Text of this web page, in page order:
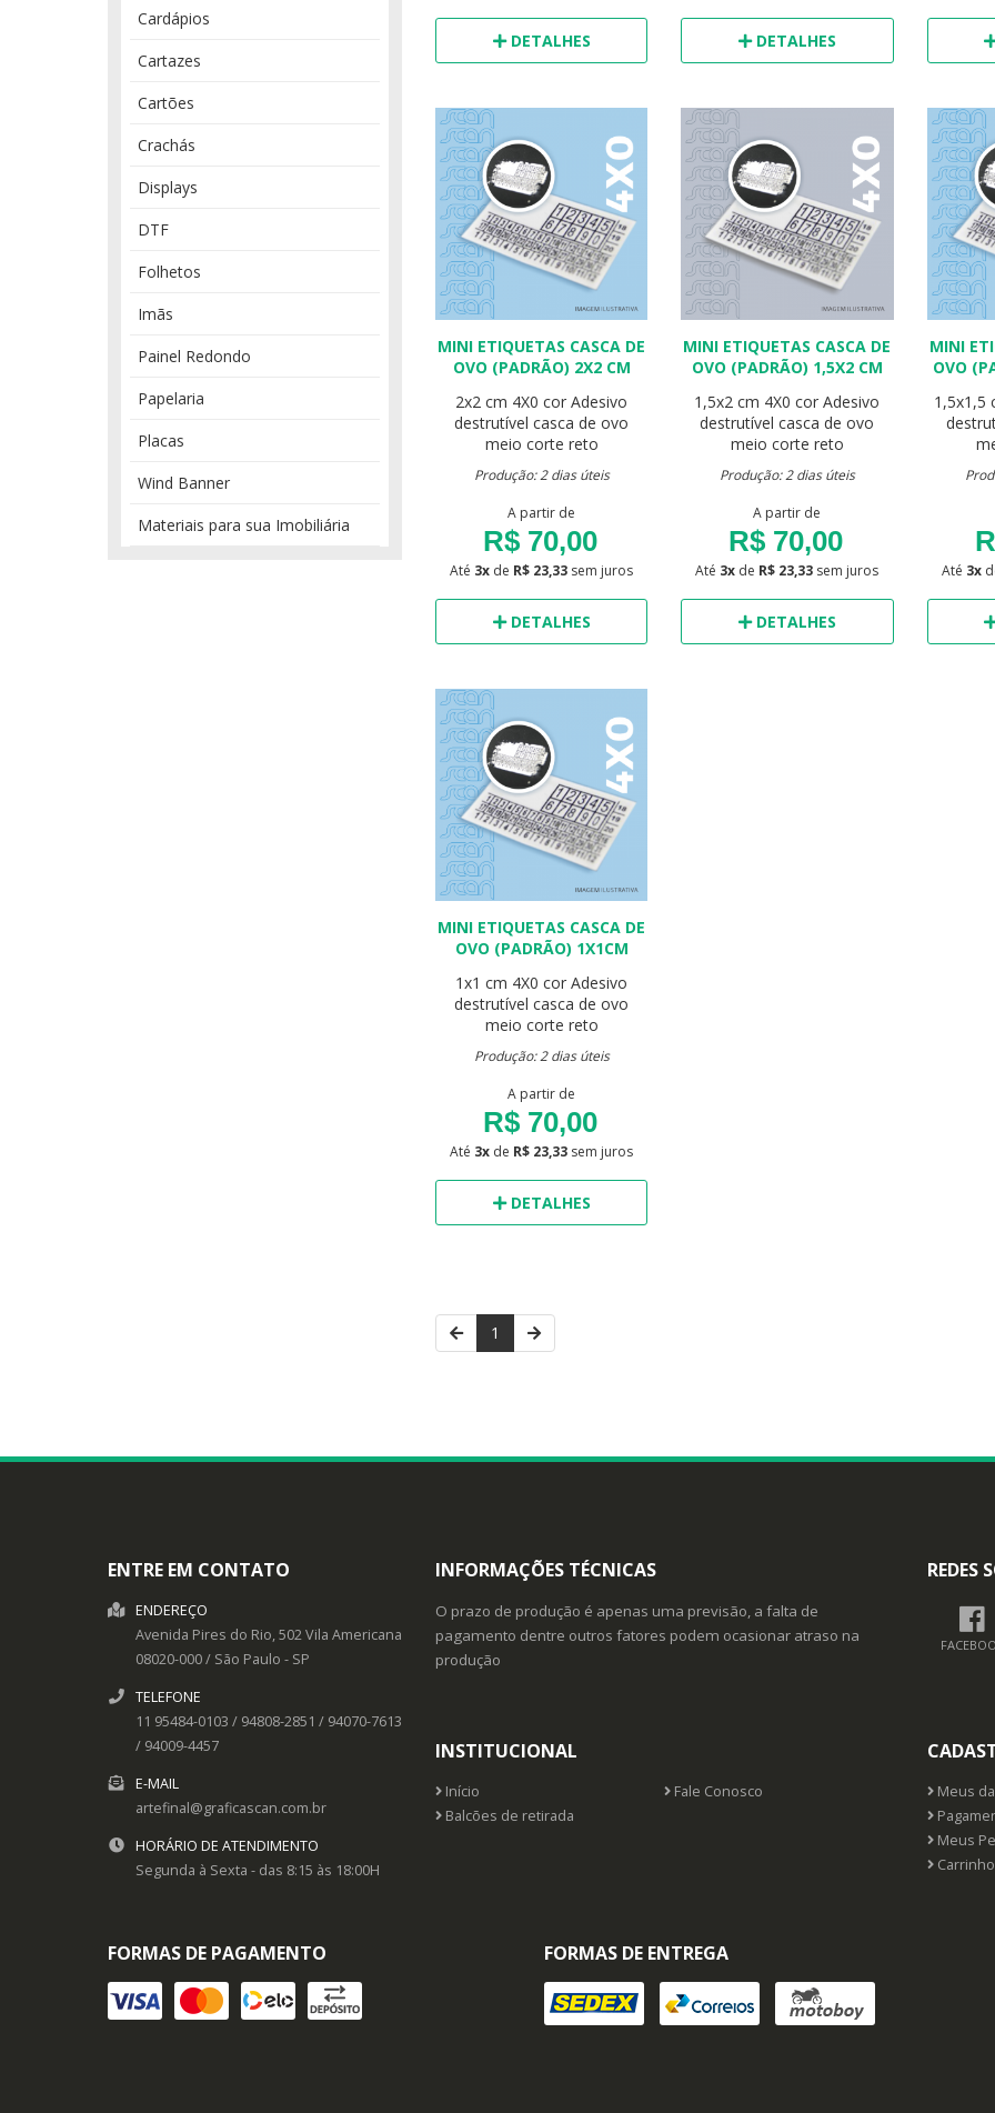
Cardápios
Cartazes
Cartões
Crachás
Displays
DTF
Folhetos
Imãs
Painel Redondo
Papelaria
Placas
Wind Banner
Materiais para sua Imobiliária
DETALHES DETALHES
MINI ETIQUETAS CASCA DE
OVO (PADRÃO) 2X2 CM
2x2 cm 4X0 cor Adesivo
destrutível casca de ovo
meio corte reto
Produção: 2 dias úteis
A partir de
R$ 70,00
Até 3x de R$ 23,33 sem juros
DETALHES
MINI ETIQUETAS CASCA DE
OVO (PADRÃO) 1,5X2 CM
1,5x2 cm 4X0 cor Adesivo
destrutível casca de ovo
meio corte reto
Produção: 2 dias úteis
A partir de
R$ 70,00
Até 3x de R$ 23,33 sem juros
DETALHES
MINI
OVO
1,5x1,5
Até 3x
MINI ETIQUETAS CASCA DE
OVO (PADRÃO) 1X1CM
1x1 cm 4X0 cor Adesivo
destrutível casca de ovo
meio corte reto
Produção: 2 dias úteis
A partir de
R$ 70,00
Até 3x de R$ 23,33 sem juros
DETALHES
1
ENTRE EM CONTATO
ENDEREÇO
Avenida Pires do Rio, 502Vila Americana
08020-000/ São Paulo - SP
TELEFONE
11 95484-0103 / 94808-2851 / 94070-7613
/ 94009-4457
E-MAIL
artefinal@graficascan.com.br
HORÁRIO DE ATENDIMENTO
Segunda à Sexta - das 8:15 às 18:00H
INFORMAÇÕES TÉCNICAS
O prazo de produção é apenas uma previsão, a falta de
pagamento dentre outros fatores podem ocasionar atraso na
produção
REDES
INSTITUCIONAL
Início
Fale Conosco
Balcões de retirada
Meus
Meus
Carrinho
FORMAS DE PAGAMENTO FORMAS DE ENTREGA